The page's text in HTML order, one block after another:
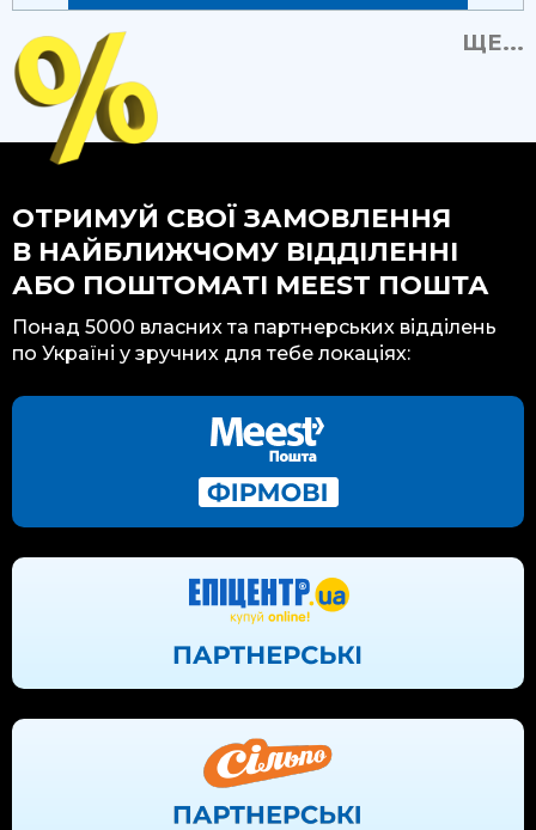
ЩЕ...
ОТРИМУЙ СВОЇ ЗАМОВЛЕННЯ
В НАЙБЛИЖЧОМУ ВІДДІЛЕННІ
АБО ПОШТОМАТІ MEEST ПОШТА
Понад 5000 власних та партнерських відділень
по Україні у зручних для тебе локаціях: